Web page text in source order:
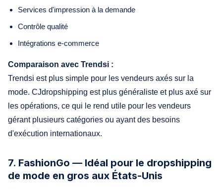
Services d'impression à la demande
Contrôle qualité
Intégrations e-commerce
Comparaison avec Trendsi :
Trendsi est plus simple pour les vendeurs axés sur la
mode. CJdropshipping est plus généraliste et plus axé sur
les opérations, ce qui le rend utile pour les vendeurs
gérant plusieurs catégories ou ayant des besoins
d'exécution internationaux.
7. FashionGo — Idéal pour le dropshipping
de mode en gros aux États-Unis